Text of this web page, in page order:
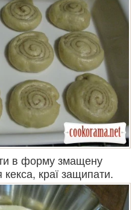
в форму змащену
краї защипати.